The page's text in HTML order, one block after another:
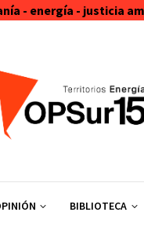
- energía - justicia
BIBLIOTECA